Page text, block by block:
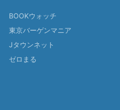
BOOKウォッチ
東京バーゲンマニア
Jタウンネット
ゼロまる